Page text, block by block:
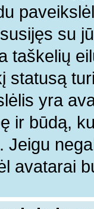
su
taškelių
statusą
yra
ir būdą,
Jeigu
avatarai